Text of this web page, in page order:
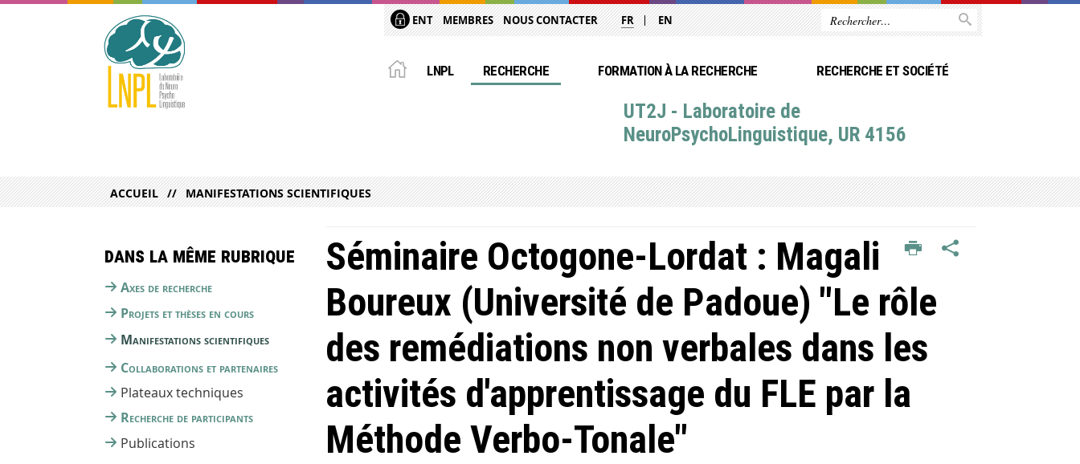
ENT MEMBRES NOUS CONTACTER FR EN
LNPL RECHERCHE FORMATION À LA RECHERCHE RECHERCHE ET SOCIÉTÉ
UT2J - Laboratoire de
NeuroPsychoLinguistique, UR 4156
ACCUEIL MANIFESTATIONS SCIENTIFIQUES
Séminaire Octogone-Lordat : Magali
Boureux (Université de Padoue) "Le rôle
des remédiations non verbales dans les
activités d'apprentissage du FLE par la
Méthode Verbo-Tonale"
Dans la même rubrique
Axes de recherche
Projets et thèses en cours
Manifestations scientifiques
Collaborations et partenaires
Plateaux techniques
Recherche de participants
Publications